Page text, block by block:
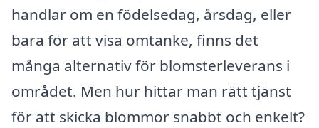
handlar om en födelsedag, årsdag, eller
bara för att visa omtanke, finns det
många alternativ för blomsterleverans i
området. Men hur hittar man rätt tjänst
för att skicka blommor snabbt och enkelt?